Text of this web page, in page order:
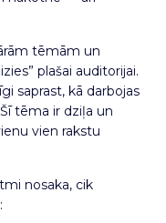
tēmām un
plašai auditorijai.
saprast, kā darbojas
tēma ir dziļa un
vien rakstu
nosaka, cik